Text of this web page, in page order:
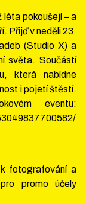
léta pokoušejí – a
Přijď v neděli 23.
(Studio X) a
světa. Součástí
která nabídne
i pojetí štěstí.
eventu:
fotografování a
promo účely